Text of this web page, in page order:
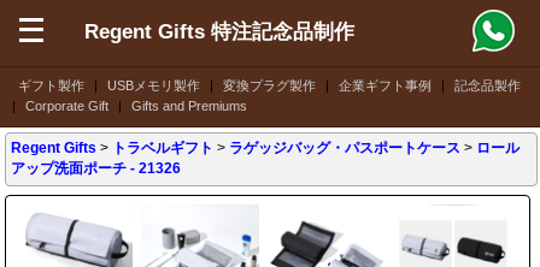
ギフト製作 | USBメモリ製作 | 変換プラグ製作 | 企業ギフト事例 |
記念品製作
|
Corporate Gift | Gifts and Premiums
Regent Gifts 特注記念品制作
Regent Gifts > トラベルギフト > ラゲッジバッグ・パスポートケース > ロール
アップ洗面ポーチ - 21326